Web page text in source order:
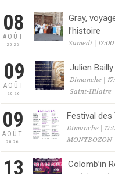
08
AOÛT
2026
Gray,
l’histoire
Samedi | 17:00
09
AOÛT
2026
Julien Bailly
Dimanche |
Saint-Hilaire
09
AOÛT
2026
Festival
Dimanche |
MONTBOZON
13 Colomb’in